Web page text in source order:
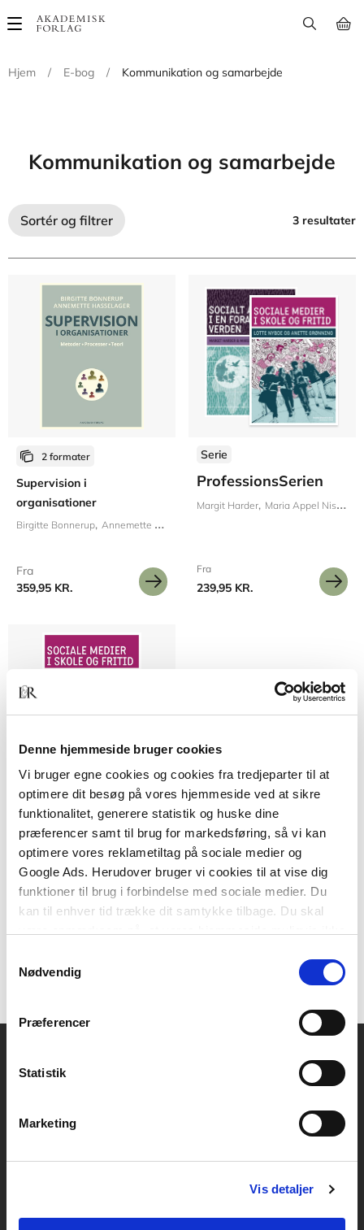
Denne hjemmeside bruger cookies
Vi bruger egne cookies og cookies fra tredjeparter til at
optimere dit besøg på vores hjemmeside ved at sikre
funktionalitet, generere statistik og huske dine
præferencer samt til brug for markedsføring, så vi kan
optimere vores reklametiltag på sociale medier og
Google Ads. Herudover bruger vi cookies til at vise dig
funktioner til brug i forbindelse med sociale medier. Du
kan til enhver tid trække dit samtykke tilbage. Du skal
tilbagetrækker et samtykke.
Nødvendig
Præferencer
Statistik
Marketing
Vis detaljer
Main
Hjem
/ E-bog / Kommunikation og samarbejde
Kommunikation og samarbejde
Sortér og filtrer 3 resultater
2 formater
Supervision i
organisationer
Birgitte Bonnerup Annemette Hasselager
Fra
359,95 KR.
Serie
ProfessionsSerien
Margit Harder Maria Appel Nissen
Fra
239,95 KR.
E-bog
Sociale medier i skole og
fritid, e-bog
Lotte Nyboe Anette Grønning
239,95 KR.
Akademisk Forlag
1120 København K